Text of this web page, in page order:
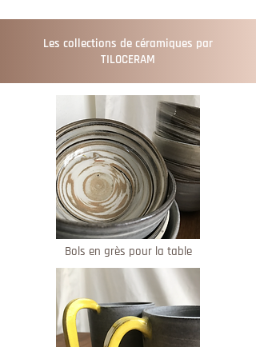
Les collections de céramiques par
TILOCERAM
Bols en grès pour la table